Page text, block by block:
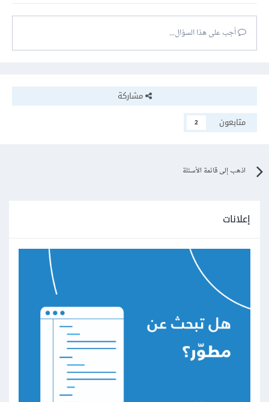
أجب على هذا السؤال...
مشاركة
متابعون
2
اذهب إلى قائمة الأسئلة
إعلانات